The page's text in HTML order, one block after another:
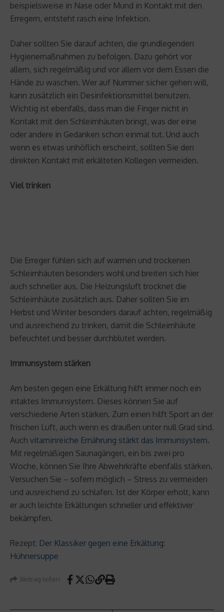
beispielsweise in Nase oder Mund in Kontakt mit den
Erregern, entsteht rasch eine Infektion.
Daher sollten Sie darauf achten, die grundlegenden
Hygienemaßnahmen zu befolgen. Dazu gehört vor
allem, sich regelmäßig und vor allem vor dem Essen die
Hände zu waschen. Wer auf Nummer sicher gehen will,
kann zusätzlich ein Desinfektionsmittel benutzen.
Wichtig ist ebenfalls, dass man die Finger nicht in
Kontakt mit den Schleimhäuten bringt, was der eine
oder andere in Gedanken schon einmal tut. Und auch
wenn es etwas unhöflich erscheint, sollten Sie den
direkten Kontakt mit erkälteten Kollegen vermeiden.
Viel trinken
Die Erreger fühlen sich auf warmen und trockenen
Schleimhäuten besonders wohl und breiten sich hier
auch schneller aus. Die Heizungsluft trocknet die
Schleimhäute zusätzlich aus. Daher sollten Sie im
Herbst und Winter besonders darauf achten, regelmäßig
und ausreichend zu trinken, damit die Schleimhäute
befeuchtet und besser durchblutet werden.
Immunsystem stärken
Am besten gegen eine Erkältung hilft immer noch ein
intaktes Immunsystem. Dieses können Sie auf
verschiedene Arten stärken. Zum einen hilft Sport an der
frischen Luft, auch wenn es draußen unter null Grad sind.
Auch vitaminreiche Ernährung stärkt das Immunsystem.
Mit regelmäßigen Saunagängen, ein bis zwei pro
Woche, können Sie Ihre Abwehrkräfte ebenfalls stärken.
Versuchen Sie – sofern möglich – Stress zu vermeiden
und ausreichend zu schlafen. Ist der Körper erholt, kann
er auch leichte Erkältungen schneller und effektiver
bekämpfen.
Rezept: Der Klassiker gegen eine Erkältung:
Hühnersuppe
Beitrag teilen